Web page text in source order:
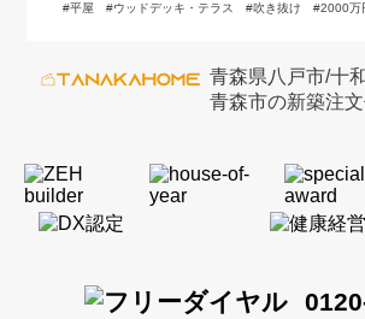
平屋 ウッドデッキ・テラス 吹き抜け 2000万
青森県八戸市/十
青森市の新築注